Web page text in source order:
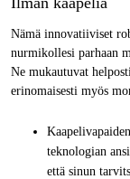
Nämä innovatiiviset
nurmikollesi parhaan
Ne mukautuvat
erinomaisesti myös
teknologian
että sinun